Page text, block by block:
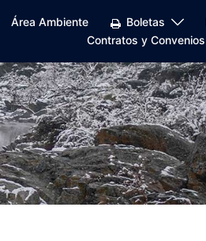
Área Ambiente Boletas
Contratos y Convenios